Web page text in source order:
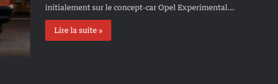
initialement sur le concept-car Opel Experimental…
Lire la suite »